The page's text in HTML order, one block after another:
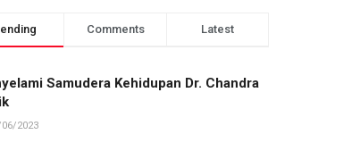
Comments Latest
Samudera Kehidupan Dr. Chandra
2023